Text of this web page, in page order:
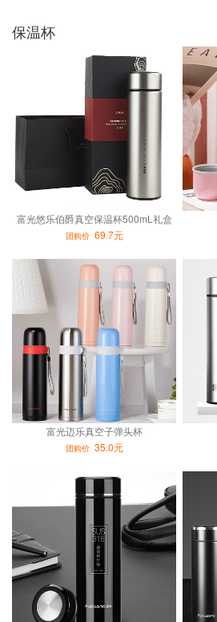
保温杯
富光悠乐伯爵真空保温杯500mL礼盒
团购价69.7元
富光迈乐真空子弹头杯
团购价35.0元